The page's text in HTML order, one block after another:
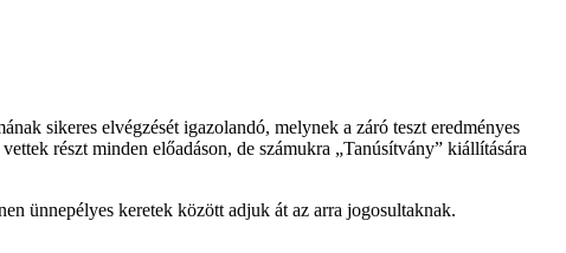
sikeres elvégzését igazolandó, melynek a záró teszt eredményes
részt minden előadáson, de számukra „Tanúsítvány” kiállítására
ünnepélyes keretek között adjuk át az arra jogosultaknak.